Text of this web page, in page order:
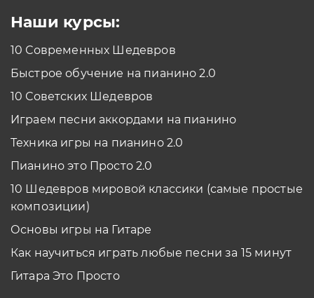
Как проходить задания в тренажерах с
помощью Планшета/телефона?
Наши курсы:
10 Современных Шедевров
Быстрое обучение на пианино 2.0
10 Советских Шедевров
Играем песни аккордами на пианино
Техника игры на пианино 2.0
Пианино это Просто 2.0
10 Шедевров мировой классики (самые простые
композиции)
Основы игры на Гитаре
Как научиться играть любые песни за 15 минут
Гитара Это Просто